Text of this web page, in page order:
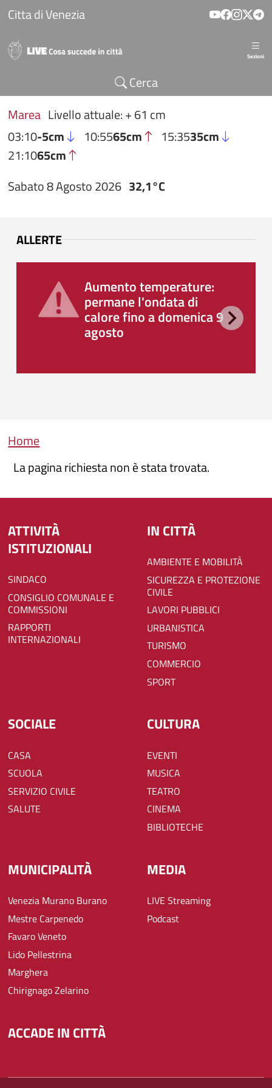
Salta al contenuto principale
Citta di Venezia
Sezioni
Cerca
Marea Livello attuale: + 61 cm
03:10-5cm 10:5565cm 15:3535cm
21:1065cm
Sabato 8 Agosto 2026 32,1°C
ALLERTE
Aumento temperature:
permane l'ondata di
calore fino a domenica 9
agosto
Briciole di pane
Home
La pagina richiesta non è stata trovata.
ATTIVITÀ
ISTITUZIONALI
SINDACO
CONSIGLIO COMUNALE E
COMMISSIONI
RAPPORTI
INTERNAZIONALI
IN CITTÀ
AMBIENTE E MOBILITÀ
SICUREZZA E PROTEZIONE
CIVILE
LAVORI PUBBLICI
URBANISTICA
TURISMO
COMMERCIO
SPORT
SOCIALE
CASA
SCUOLA
SERVIZIO CIVILE
SALUTE
CULTURA
EVENTI
MUSICA
TEATRO
CINEMA
BIBLIOTECHE
MUNICIPALITÀ
Venezia Murano Burano
Mestre Carpenedo
Favaro Veneto
Lido Pellestrina
Marghera
Chirignago Zelarino
MEDIA
LIVE Streaming
Podcast
ACCADE IN CITTÀ